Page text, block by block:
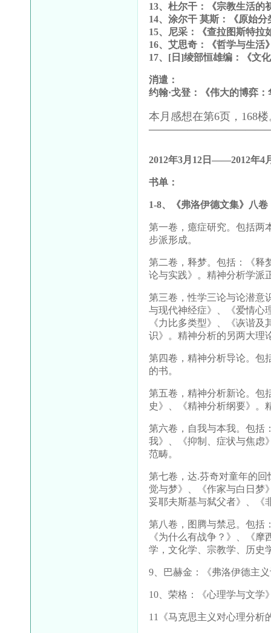
13、杜尔干：《宗教生活的
14、涂尔干 莫斯：《原始
15、尼采：《查拉图斯特拉
16、艾思奇：《哲学与生活
17、[日]绫部恒雄编：《文
消遣：
约翰·戈登：《伟大的博弈
本月感想在第6页，168
2012年3月 12 日——2012年4
书单：
1-8、《弗洛伊德文集》八卷
第一卷，癔症研究。包括两
步派形成。
第二卷，释梦。包括：《释
论与实践》。精神分析学
第三卷，性学三论与论潜意
与现代神经症》、《爱情心
《力比多类型》、《诙谐
识》。精神分析的另两大
第四卷，精神分析导论。包
的书。
第五卷，精神分析新论。包
史》、《精神分析纲要》。
第六卷，自我与本我。包括
我》、《抑制、症状与焦虑
范畴。
第七卷，达.芬奇对童年的回
觉与梦》、《作家与白日梦
妥耶夫斯基与弑父者》、《
第八卷，图腾与禁忌。包括
《为什么有战争？》、《
学，文化学、宗教学、历史
9 、巴赫金：《弗洛伊德主
10 、荣格：《心理学与文学
11 《马克思主义对心理分析